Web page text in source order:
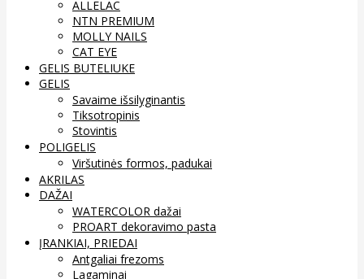
ALLELAC
NTN PREMIUM
MOLLY NAILS
CAT EYE
GELIS BUTELIUKE
GELIS
Savaime išsilyginantis
Tiksotropinis
Stovintis
POLIGELIS
Viršutinės formos, padukai
AKRILAS
DAŽAI
WATERCOLOR dažai
PROART dekoravimo pasta
ĮRANKIAI, PRIEDAI
Antgaliai frezoms
Lagaminai